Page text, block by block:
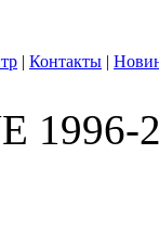
| Контакты |
1996-